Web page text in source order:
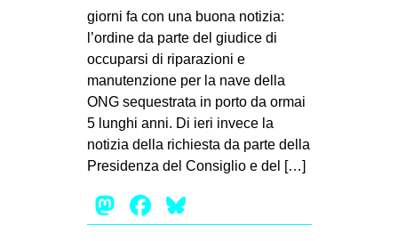
giorni fa con una buona notizia:
l’ordine da parte del giudice di
occuparsi di riparazioni e
manutenzione per la nave della
ONG sequestrata in porto da ormai
5 lunghi anni. Di ieri invece la
notizia della richiesta da parte della
Presidenza del Consiglio e del […]
Mastodon
Facebook